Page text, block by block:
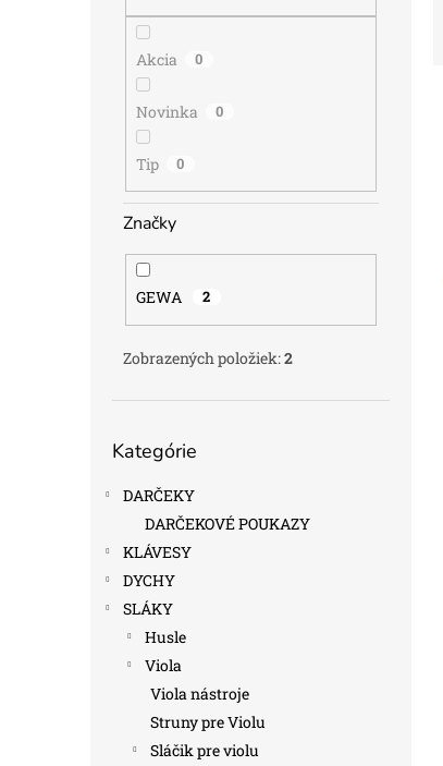
Akcia 0
Novinka 0
Tip 0
Značky
GEWA 2
Zobrazených položiek:2
kategórie
Kategórie
DARČEKY
DARČEKOVÉ POUKAZY
KLÁVESY
DYCHY
SLÁKY
Husle
Viola
Viola nástroje
Struny pre Violu
Sláčik pre violu